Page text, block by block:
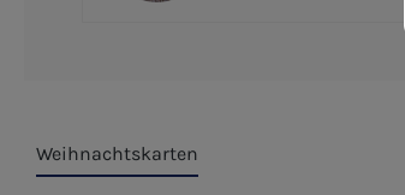
Weihnachtskarten